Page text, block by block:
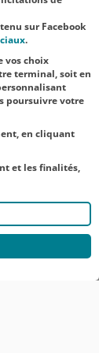
sur Facebook
.
vos choix
terminal, soit en
poursuivre votre
en cliquant
et les finalités,